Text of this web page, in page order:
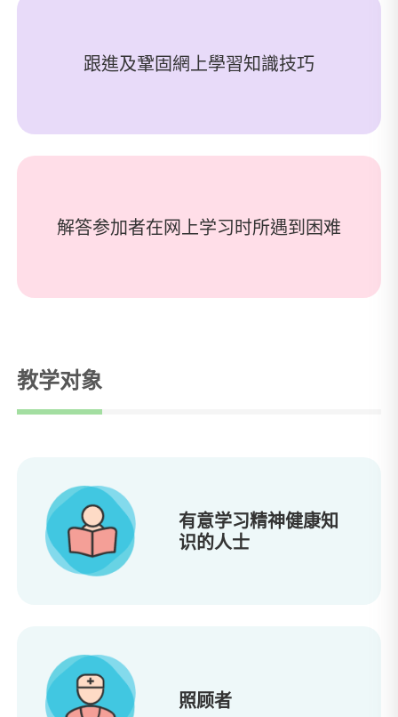
跟進及鞏固網上學習知識技巧
解答参加者在网上学习时所遇到困难
教学对象
有意学习精神健康知
识的人士
照顾者